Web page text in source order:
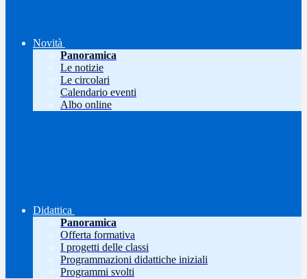
Novità
Panoramica
Le notizie
Le circolari
Calendario eventi
Albo online
Didattica
Panoramica
Offerta formativa
I progetti delle classi
Programmazioni didattiche iniziali
Programmi svolti